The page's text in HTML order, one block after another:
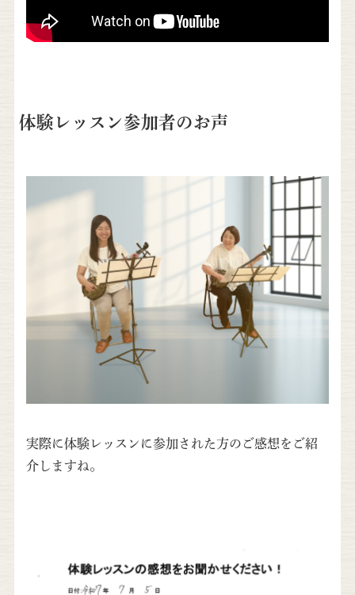
体験レッスン参加者のお声
実際に体験レッスンに参加された方のご感想をご紹
介しますね。